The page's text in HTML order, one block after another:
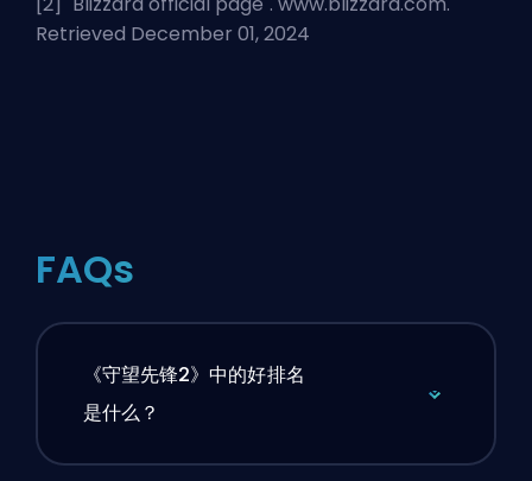
Retrieved December 01, 2024
FAQs
《守望先锋2》中的好排名
是什么？